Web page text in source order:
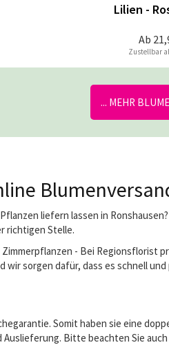
Ab
Lilien -
Zustellbar
... MEHR
liefern lassen in
richtigen Stelle.
- Bei Regionsflorist
sorgen dafür, dass es schnell
Somit haben sie eine
Bitte beachten Sie